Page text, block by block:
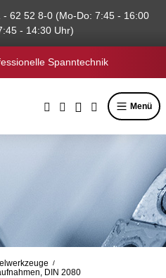
62 52 8-0 (Mo-Do: 7:45 - 16:00
- 14:30 Uhr)
Spanntechnik
Menü
/
DIN 2080